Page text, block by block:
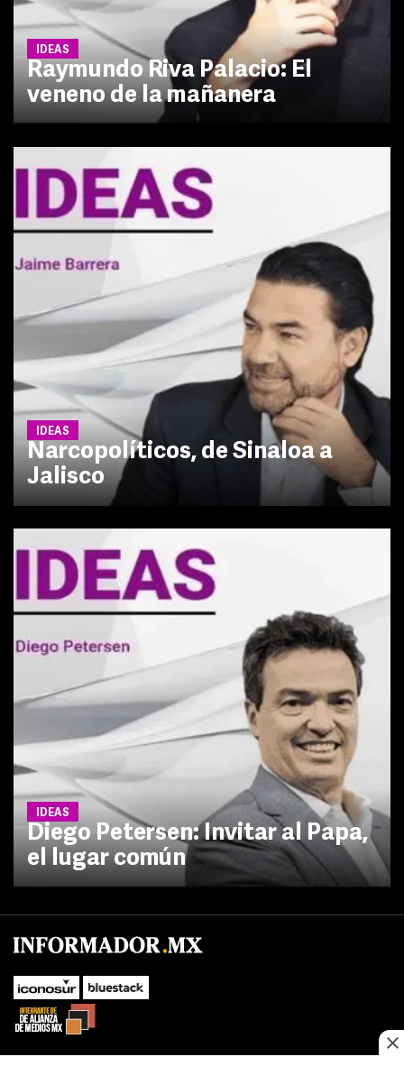
IDEAS
Raymundo Riva Palacio: El
veneno de la mañanera
IDEAS
Narcopolíticos, de Sinaloa a
Jalisco
IDEAS
Diego Petersen: Invitar al Papa,
el lugar común